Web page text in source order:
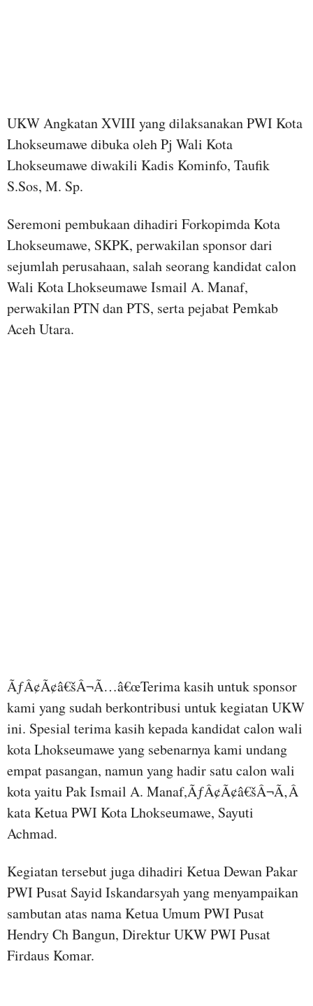
UKW Angkatan XVIII yang dilaksanakan PWI Kota
Lhokseumawe dibuka oleh Pj Wali Kota
Lhokseumawe diwakili Kadis Kominfo, Taufik
S.Sos, M. Sp.
Seremoni pembukaan dihadiri Forkopimda Kota
Lhokseumawe, SKPK, perwakilan sponsor dari
sejumlah perusahaan, salah seorang kandidat calon
Wali Kota Lhokseumawe Ismail A. Manaf,
perwakilan PTN dan PTS, serta pejabat Pemkab
Aceh Utara.
ÃƒÂ¢Ã¢â€šÂ¬Ã…â€œTerima kasih untuk sponsor
kami yang sudah berkontribusi untuk kegiatan UKW
ini. Spesial terima kasih kepada kandidat calon wali
kota Lhokseumawe yang sebenarnya kami undang
empat pasangan, namun yang hadir satu calon wali
kota yaitu Pak Ismail A. Manaf,ÃƒÂ¢Ã¢â€šÂ¬Ã‚Â
kata Ketua PWI Kota Lhokseumawe, Sayuti
Achmad.
Kegiatan tersebut juga dihadiri Ketua Dewan Pakar
PWI Pusat Sayid Iskandarsyah yang menyampaikan
sambutan atas nama Ketua Umum PWI Pusat
Hendry Ch Bangun, Direktur UKW PWI Pusat
Firdaus Komar.